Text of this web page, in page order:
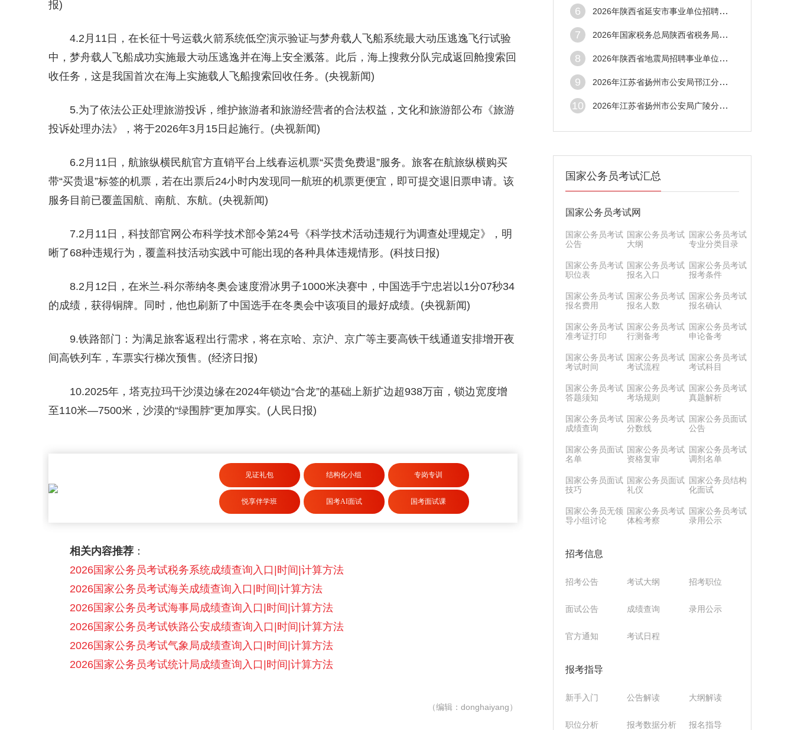
报)
4.2月11日，在长征十号运载火箭系统低空演示验证与梦舟载人飞船系统最大动压逃逸飞行试验
中，梦舟载人飞船成功实施最大动压逃逸并在海上安全溅落。此后，海上搜救分队完成返回舱搜索回
收任务，这是我国首次在海上实施载人飞船搜索回收任务。(央视新闻)
5.为了依法公正处理旅游投诉，维护旅游者和旅游经营者的合法权益，文化和旅游部公布《旅游
投诉处理办法》，将于2026年3月15日起施行。(央视新闻)
6.2月11日，航旅纵横民航官方直销平台上线春运机票“买贵免费退”服务。旅客在航旅纵横购买
带“买贵退”标签的机票，若在出票后24小时内发现同一航班的机票更便宜，即可提交退旧票申请。该
服务目前已覆盖国航、南航、东航。(央视新闻)
7.2月11日，科技部官网公布科学技术部令第24号《科学技术活动违规行为调查处理规定》，明
晰了68种违规行为，覆盖科技活动实践中可能出现的各种具体违规情形。(科技日报)
8.2月12日，在米兰-科尔蒂纳冬奥会速度滑冰男子1000米决赛中，中国选手宁忠岩以1分07秒34
的成绩，获得铜牌。同时，他也刷新了中国选手在冬奥会中该项目的最好成绩。(央视新闻)
9.铁路部门：为满足旅客返程出行需求，将在京哈、京沪、京广等主要高铁干线通道安排增开夜
间高铁列车，车票实行梯次预售。(经济日报)
10.2025年，塔克拉玛干沙漠边缘在2024年锁边“合龙”的基础上新扩边超938万亩，锁边宽度增
至110米—7500米，沙漠的“绿围脖”更加厚实。(人民日报)
见证礼包 结构化小组 专岗专训
悦享伴学班 国考AI面试 国考面试课
相关内容推荐 ：
2026国家公务员考试税务系统成绩查询入口|时间|计算方法
2026国家公务员考试海关成绩查询入口|时间|计算方法
2026国家公务员考试海事局成绩查询入口|时间|计算方法
2026国家公务员考试铁路公安成绩查询入口|时间|计算方法
2026国家公务员考试气象局成绩查询入口|时间|计算方法
2026国家公务员考试统计局成绩查询入口|时间|计算方法
（编辑：donghaiyang）
6 2026年陕西省延安市事业单位招聘工作人员50
7 2026年国家税务总局陕西省税务局系统事业单
8 2026年陕西省地震局招聘事业单位工作人员2
9 2026年江苏省扬州市公安局邗江分局招聘警务
10 2026年江苏省扬州市公安局广陵分局警务辅助
国家公务员考试汇总
国家公务员考试网
国家公务员考试
公告
国家公务员考试
大纲
国家公务员考试
专业分类目录
国家公务员考试
职位表
国家公务员考试
报名入口
国家公务员考试
报考条件
国家公务员考试
报名费用
国家公务员考试
报名人数
国家公务员考试
报名确认
国家公务员考试
准考证打印
国家公务员考试
行测备考
国家公务员考试
申论备考
国家公务员考试
考试时间
国家公务员考试
考试流程
国家公务员考试
考试科目
国家公务员考试
答题须知
国家公务员考试
考场规则
国家公务员考试
真题解析
国家公务员考试
成绩查询
国家公务员考试
分数线
国家公务员面试
公告
国家公务员面试
名单
国家公务员考试
资格复审
国家公务员考试
调剂名单
国家公务员面试
技巧
国家公务员面试
礼仪
国家公务员结构
化面试
国家公务员无领
导小组讨论
国家公务员考试
体检考察
国家公务员考试
录用公示
招考信息
招考公告 考试大纲 招考职位
面试公告 成绩查询 录用公示
官方通知 考试日程
报考指导
新手入门 公告解读 大纲解读
职位分析 报考数据分析 报名指导